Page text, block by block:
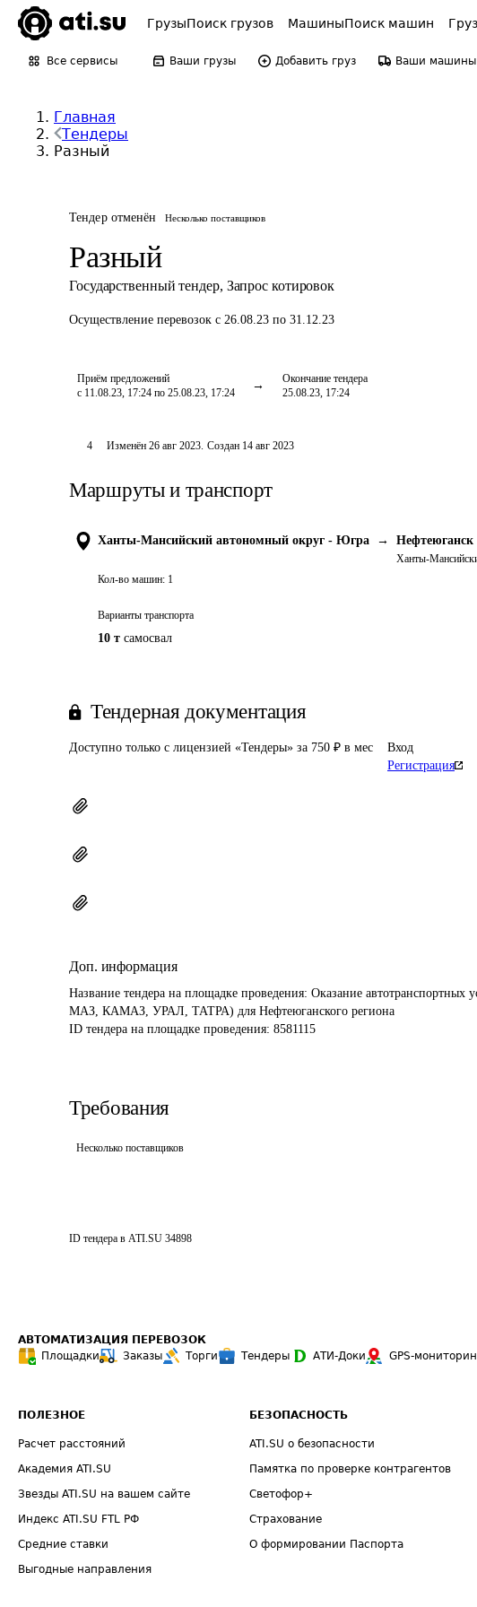
ГрузыПоиск грузов МашиныПоиск машин
Все сервисы Ваши грузы Добавить груз Ваши машины
Главная
Тендеры
Разный
Тендер отменён Несколько поставщиков
Разный
Государственный тендер, Запрос котировок
Осуществление перевозок с 26.08.23 по 31.12.23
Приём предложений
с 11.08.23, 17:24 по 25.08.23, 17:24
Окончание тендера
25.08.23, 17:24
4 Изменён 26 авг 2023. Создан 14 авг 2023
Маршруты и транспорт
Ханты-Мансийский автономный округ - Югра → Нефтеюганск
Ханты-
Кол-во машин: 1
Варианты транспорта
10 т самосвал
Тендерная документация
Доступно только с лицензией «Тендеры» за 750 ₽ в мес
Вход
Регистрация
Доп. информация
Название тендера на площадке проведения: Оказание автотранспортных
МАЗ, КАМАЗ, УРАЛ, ТАТРА) для Нефтеюганского региона
ID тендера на площадке проведения: 8581115
Требования
Несколько поставщиков
ID тендера в ATI.SU 34898
АВТОМАТИЗАЦИЯ ПЕРЕВОЗОК
Площадки
Заказы Торги Тендеры АТИ-Доки GPS-
ПОЛЕЗНОЕ
Расчет расстояний
Академия ATI.SU
Звезды ATI.SU на вашем сайте
Индекс ATI.SU FTL РФ
Средние ставки
Выгодные направления
БЕЗОПАСНОСТЬ
ATI.SU о безопасности
Памятка по проверке контрагентов
Светофор+
Страхование
О формировании Паспорта